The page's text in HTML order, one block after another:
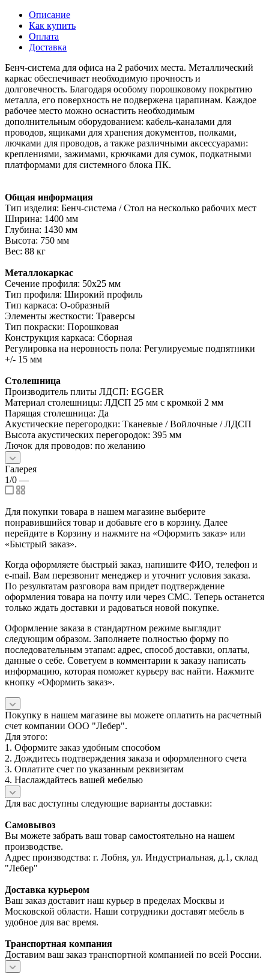
Описание
Как купить
Оплата
Доставка
Бенч-система для офиса на 2 рабочих места. Металлический
каркас обеспечивает необходимую прочность и
долговечность. Благодаря особому порошковому покрытию
металла, его поверхность не подвержена царапинам. Каждое
рабочее место можно оснастить необходимым
дополнительным оборудованием: кабель-каналами для
проводов, ящиками для хранения документов, полками,
лючками для проводов, а также различными аксессуарами:
креплениями, зажимами, крючками для сумок, подкатными
платформами для системного блока ПК.
Общая информация
Тип изделия: Бенч-система / Стол на несколько рабочих мест
Ширина: 1400 мм
Глубина: 1430 мм
Высота: 750 мм
Вес: 88 кг
Металлокаркас
Сечение профиля: 50х25 мм
Тип профиля: Широкий профиль
Тип каркаса: О-образный
Элементы жесткости: Траверсы
Тип покраски: Порошковая
Конструкция каркаса: Сборная
Регулировка на неровность пола: Регулируемые подпятники
+/- 15 мм
Столешница
Производитель плиты ЛДСП: EGGER
Материал столешницы: ЛДСП 25 мм с кромкой 2 мм
Парящая столешница: Да
Акустические перегородки: Тканевые / Войлочные / ЛДСП
Высота акустических перегородок: 395 мм
Лючок для проводов: по желанию
Галерея
1/0 —
Для покупки товара в нашем магазине выберите
понравившийся товар и добавьте его в корзину. Далее
перейдите в Корзину и нажмите на «Оформить заказ» или
«Быстрый заказ».
Когда оформляете быстрый заказ, напишите ФИО, телефон и
e-mail. Вам перезвонит менеджер и уточнит условия заказа.
По результатам разговора вам придет подтверждение
оформления товара на почту или через СМС. Теперь останется
только ждать доставки и радоваться новой покупке.
Оформление заказа в стандартном режиме выглядит
следующим образом. Заполняете полностью форму по
последовательным этапам: адрес, способ доставки, оплаты,
данные о себе. Советуем в комментарии к заказу написать
информацию, которая поможет курьеру вас найти. Нажмите
кнопку «Оформить заказ».
Покупку в нашем магазине вы можете оплатить на расчетный
счет компании ООО "Лебер".
Для этого:
1. Оформите заказ удобным способом
2. Дождитесь подтверждения заказа и оформленного счета
3. Оплатите счет по указанным реквизитам
4. Наслаждайтесь вашей мебелью
Для вас доступны следующие варианты доставки:
Самовывоз
Вы можете забрать ваш товар самостоятельно на нашем
производстве.
Адрес производства: г. Лобня, ул. Индустриальная, д.1, склад
"Лебер"
Доставка курьером
Ваш заказ доставит наш курьер в пределах Москвы и
Московской области. Наши сотрудники доставят мебель в
удобное для вас время.
Транспортная компания
Доставим ваш заказ транспортной компанией по всей России.